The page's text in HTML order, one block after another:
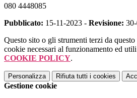
080 4448085
Pubblicato: 15-11-2023 - Revisione:
Questo sito o gli strumenti terzi da
cookie necessari al funzionamento ed
COOKIE POLICY.
Personalizza Rifiuta tutti i cookies
Gestione cookie